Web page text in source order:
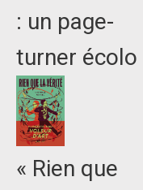
: un page-
turner écolo
« Rien que